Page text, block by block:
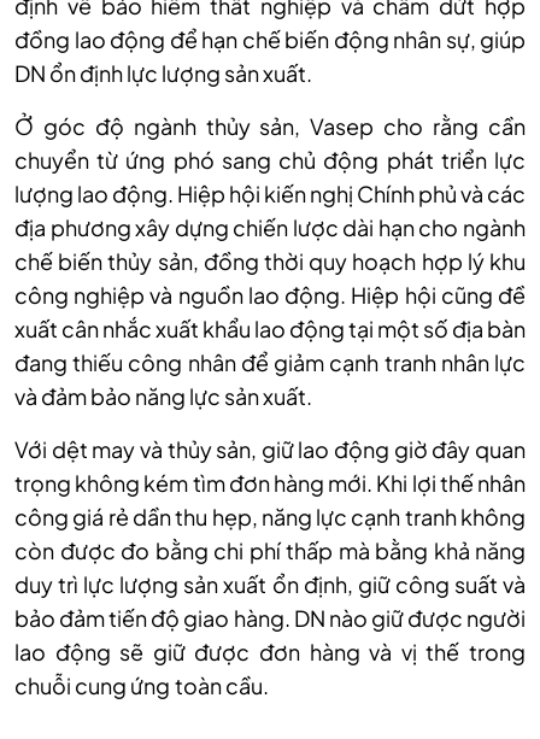
định về bảo hiểm thất nghiệp và chấm dứt hợp
đồng lao động để hạn chế biến động nhân sự, giúp
DN ổn định lực lượng sản xuất.
Ở góc độ ngành thủy sản, Vasep cho rằng cần
chuyển từ ứng phó sang chủ động phát triển lực
lượng lao động. Hiệp hội kiến nghị Chính phủ và các
địa phương xây dựng chiến lược dài hạn cho ngành
chế biến thủy sản, đồng thời quy hoạch hợp lý khu
công nghiệp và nguồn lao động. Hiệp hội cũng đề
xuất cân nhắc xuất khẩu lao động tại một số địa bàn
đang thiếu công nhân để giảm cạnh tranh nhân lực
và đảm bảo năng lực sản xuất.
Với dệt may và thủy sản, giữ lao động giờ đây quan
trọng không kém tìm đơn hàng mới. Khi lợi thế nhân
công giá rẻ dần thu hẹp, năng lực cạnh tranh không
còn được đo bằng chi phí thấp mà bằng khả năng
duy trì lực lượng sản xuất ổn định, giữ công suất và
bảo đảm tiến độ giao hàng. DN nào giữ được người
lao động sẽ giữ được đơn hàng và vị thế trong
chuỗi cung ứng toàn cầu.